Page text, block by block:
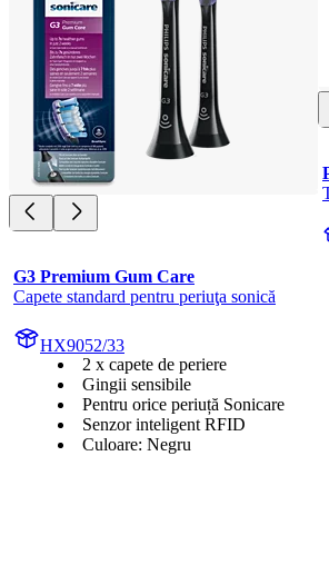
G3 Premium Gum Care
Capete standard pentru periuţa sonică
HX9052/33
2 x capete de periere
Gingii sensibile
Pentru orice periuță Sonicare
Senzor inteligent RFID
Culoare: Negru